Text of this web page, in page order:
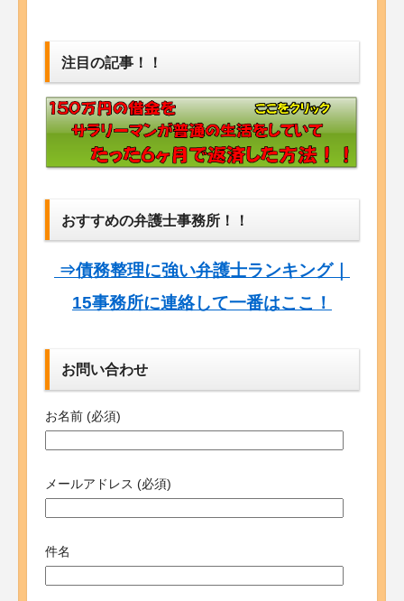
注目の記事！！
おすすめの弁護士事務所！！
⇒債務整理に強い弁護士ランキング｜
15事務所に連絡して一番はここ！
お問い合わせ
お名前 (必須)
メールアドレス (必須)
件名